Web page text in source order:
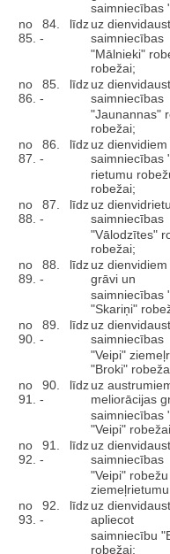
saimniecības
no 84. līdz
85. -
uz
saimniecības
"Mālnieki"
robežai;
no 85. līdz
86. -
uz
saimniecības
"Jaunannas"
robežai;
no 86. līdz
87. -
uz
saimniecības
rietumu
robežai;
no 87. līdz
88. -
uz
saimniecības
"Vālodzītes"
robežai;
no 88. līdz
89. -
uz
grāvi un
saimniecības
"Skariņi"
no 89. līdz
90. -
uz
saimniecības
"Veipi"
"Broki"
no 90. līdz
91. -
uz
meliorācijas
saimniecības
"Veipi"
no 91. līdz
92. -
uz
saimniecības
"Veipi"
no 92. līdz
93. -
uz
apliecot
saimniecību
robežai;